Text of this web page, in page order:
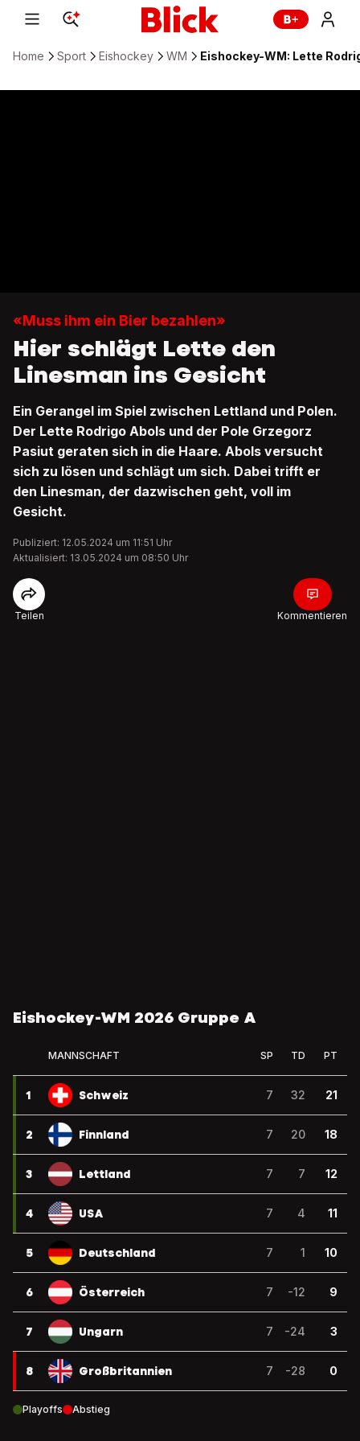
Home Sport Eishockey WM Eishockey-WM: Lette
«Muss ihm ein Bier bezahlen»
Hier schlägt Lette den
Linesman ins Gesicht
Ein Gerangel im Spiel zwischen Lettland und Polen.
Der Lette Rodrigo Abols und der Pole Grzegorz
Pasiut geraten sich in die Haare. Abols versucht
sich zu lösen und schlägt um sich. Dabei trifft er
den Linesman, der dazwischen geht, voll im
Gesicht.
Publiziert: 12.05.2024 um 11:51 Uhr
Aktualisiert: 13.05.2024 um 08:50 Uhr
Teilen Kommentieren
Eishockey-WM 2026 Gruppe A
MANNSCHAFT SP TD PT
1 Schweiz 7 32 21
2 Finnland 7 20 18
3 Lettland 7 7 12
4 USA 7 4 11
5 Deutschland 7 1 10
6 Österreich 7 -12 9
7 Ungarn 7 -24 3
8 Großbritannien 7 -28 0
Playoffs Abstieg